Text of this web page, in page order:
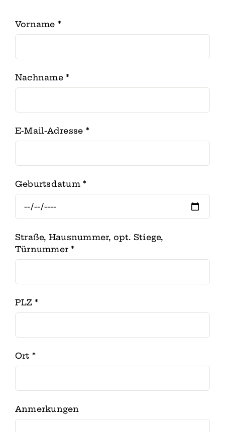
Vorname *
Nachname*
E-Mail-Adresse *
Geburtsdatum*
Straße, Hausnummer, opt. Stiege,
Türnummer*
PLZ *
Ort *
Anmerkungen